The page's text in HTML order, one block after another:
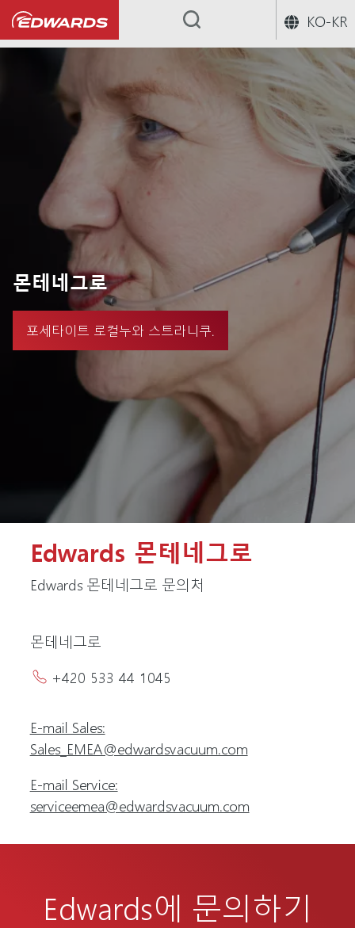
KO-KR
...
몬테네그로
포세타이트 로컬누와 스트라니쿠.
Edwards 몬테네그로
Edwards 몬테네그로 문의처
몬테네그로
+420 533 44 1045
E-mail Sales:
Sales_EMEA@edwardsvacuum.com
E-mail Service:
serviceemea@edwardsvacuum.com
Edwards에 문의하기